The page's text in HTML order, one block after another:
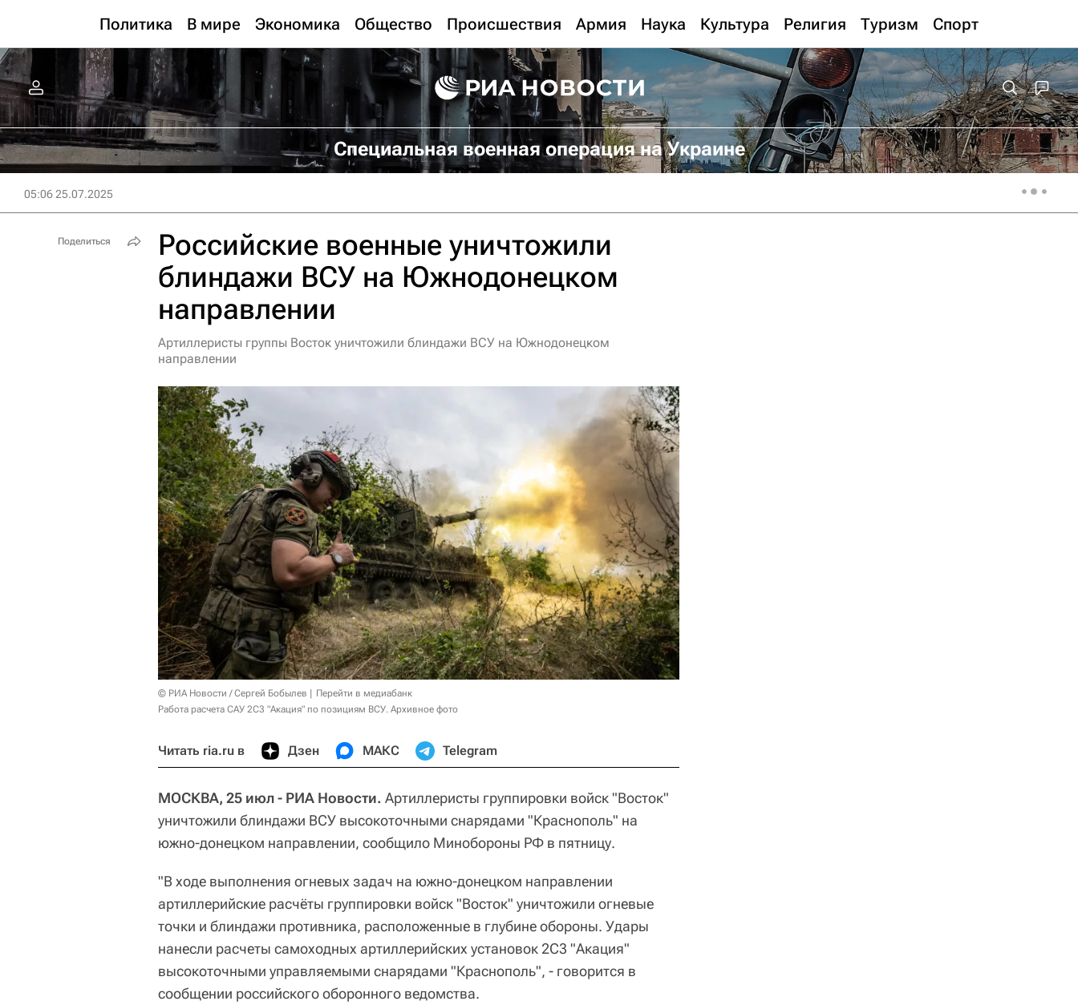
Политика В мире Экономика Общество Происшествия Армия Наука Культура Религия Туризм Спорт
Специальная военная операция на Украине
05:06 25.07.2025
Российские военные уничтожили
блиндажи ВСУ на Южнодонецком
направлении
Артиллеристы группы Восток уничтожили блиндажи ВСУ на Южнодонецком
направлении
© РИА Новости / Сергей Бобылев
Перейти в медиабанк
Работа расчета САУ 2С3 "Акация" по позициям ВСУ. Архивное фото
Читать ria.ru в Дзен МАКС Telegram
МОСКВА, 25 июл - РИА Новости. Артиллеристы группировки войск "Восток"
уничтожили блиндажи ВСУ высокоточными снарядами "Краснополь" на
южно-донецком направлении, сообщило Минобороны РФ в пятницу.
"В ходе выполнения огневых задач на южно-донецком направлении
артиллерийские расчёты группировки войск "Восток" уничтожили огневые
точки и блиндажи противника, расположенные в глубине обороны. Удары
нанесли расчеты самоходных артиллерийских установок 2С3 "Акация"
высокоточными управляемыми снарядами "Краснополь", - говорится в
сообщении российского оборонного ведомства.
Поделиться